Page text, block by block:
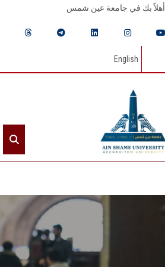
أهلاً بك في جامعة عين شمس
English
الرئيسيـة
عن الجامعة